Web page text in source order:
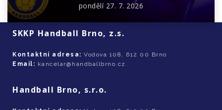
pondělí 27. 7. 2026
SKKP Handball Brno, z.s.
Kontaktní adresa: Vodova 108, 612 00 Brno
Email: kancelar@handballbrno.cz
Handball Brno, s.r.o.